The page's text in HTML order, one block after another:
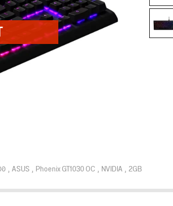
ASUS Phoenix GT1030 OC NVIDIA 2GB